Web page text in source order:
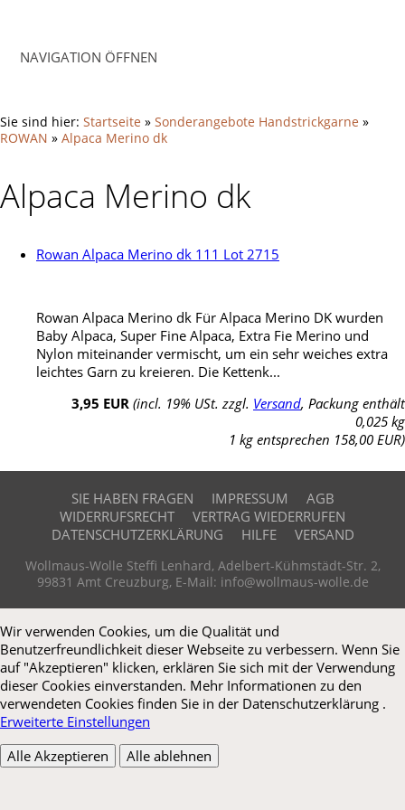
NAVIGATION ÖFFNEN
Sie sind hier: Startseite » Sonderangebote Handstrickgarne »
ROWAN » Alpaca Merino dk
Alpaca Merino dk
Rowan Alpaca Merino dk 111 Lot 2715
Rowan Alpaca Merino dk Für Alpaca Merino DK wurden
Baby Alpaca, Super Fine Alpaca, Extra Fie Merino und
Nylon miteinander vermischt, um ein sehr weiches extra
leichtes Garn zu kreieren. Die Kettenk...
3,95 EUR (incl. 19% USt. zzgl. Versand, Packung enthält
0,025 kg
1 kg entsprechen 158,00 EUR)
SIE HABEN FRAGEN IMPRESSUM
AGB
WIDERRUFSRECHT
VERTRAG WIEDERRUFEN
DATENSCHUTZERKLÄRUNG
HILFE VERSAND
Wollmaus-Wolle Steffi Lenhard, Adelbert-Kühmstädt-Str. 2,
99831 Amt Creuzburg, E-Mail: info@wollmaus-wolle.de
Wir verwenden Cookies, um die Qualität und
Benutzerfreundlichkeit dieser Webseite zu verbessern. Wenn Sie
auf "Akzeptieren" klicken, erklären Sie sich mit der Verwendung
dieser Cookies einverstanden. Mehr Informationen zu den
verwendeten Cookies finden Sie in der Datenschutzerklärung .
Erweiterte Einstellungen
Alle Akzeptieren
Alle ablehnen